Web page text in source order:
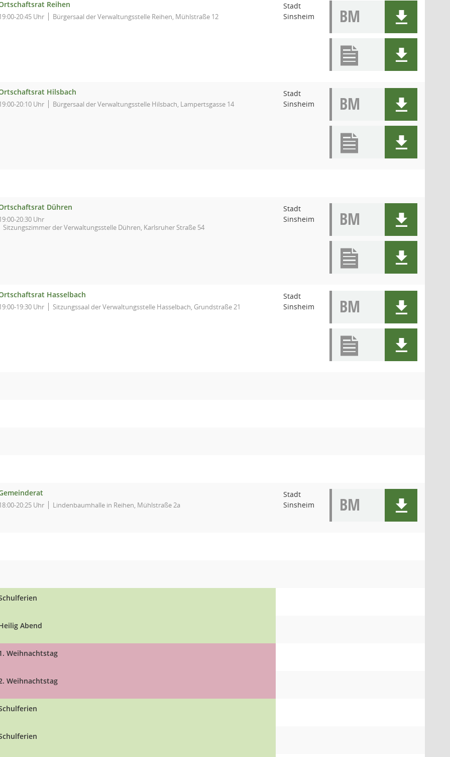
Reihen
20:45 Uhr Bürgersaal der Verwaltungsstelle Reihen, Mühlstraße 12
Stadt
Sinsheim
BM
Hilsbach
20:10 Uhr Bürgersaal der Verwaltungsstelle Hilsbach, Lampertsgasse 14
Stadt
Sinsheim
BM
Dühren
20:30 Uhr
Sitzungszimmer der Verwaltungsstelle Dühren, Karlsruher Straße 54
Stadt
Sinsheim
BM
Hasselbach
19:30 Uhr Sitzungssaal der Verwaltungsstelle Hasselbach, Grundstraße 21
Stadt
Sinsheim
BM
20:25 Uhr Lindenbaumhalle in Reihen, Mühlstraße 2a
Stadt
Sinsheim
BM
Abend
Weihnachtstag
Weihnachtstag